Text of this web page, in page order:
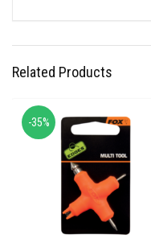
Related Products
-35%